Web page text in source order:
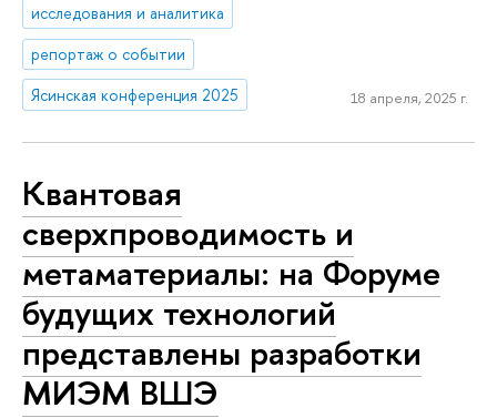
исследования и аналитика
репортаж о событии
Ясинская конференция 2025
18 апреля, 2025 г.
Квантовая
сверхпроводимость и
метаматериалы: на Форуме
будущих технологий
представлены разработки
МИЭМ ВШЭ